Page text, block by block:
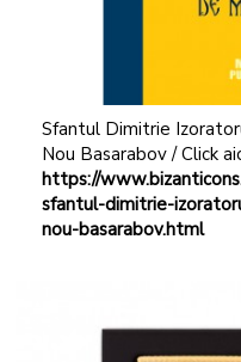
Sfantul Dimitrie
Nou Basarabov / Click
https://
sfantul-dimitrie-
nou-basarabov.html